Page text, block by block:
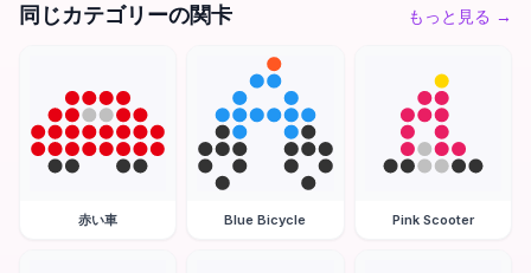
同じカテゴリーの関卡 もっと見る →
赤い車 Blue Bicycle Pink Scooter